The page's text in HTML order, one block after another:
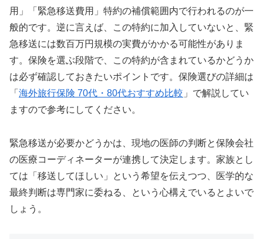
用」「緊急移送費用」特約の補償範囲内で行われるのが一
般的です。逆に言えば、この特約に加入していないと、緊
急移送には数百万円規模の実費がかかる可能性がありま
す。保険を選ぶ段階で、この特約が含まれているかどうか
は必ず確認しておきたいポイントです。保険選びの詳細は
「 海外旅行保険 70代・80代おすすめ比較 」で解説してい
ますので参考にしてください。
緊急移送が必要かどうかは、現地の医師の判断と保険会社
の医療コーディネーターが連携して決定します。家族とし
ては「移送してほしい」という希望を伝えつつ、医学的な
最終判断は専門家に委ねる、という心構えでいるとよいで
しょう。